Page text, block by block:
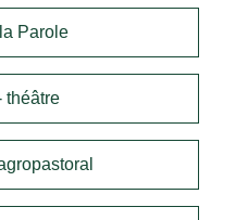
Parole
théâtre